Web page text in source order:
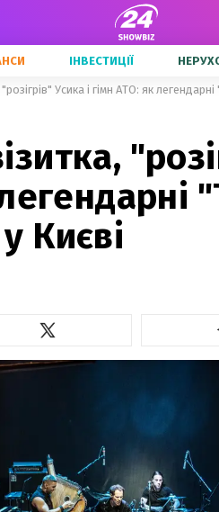
ІНВЕСТИЦІЇ
Усика і гімн АТО: як
Києві